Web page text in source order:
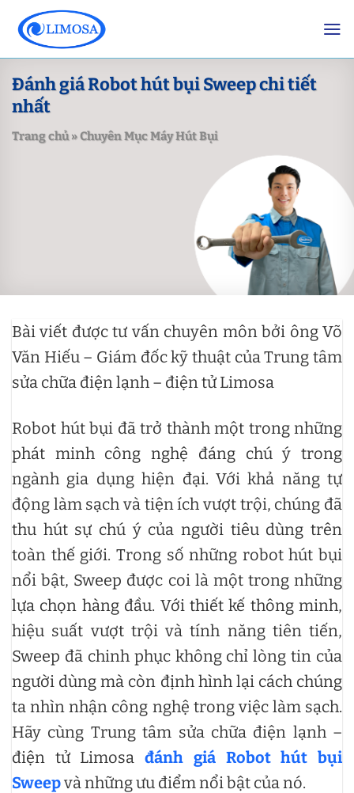
content
Đánh giá Robot hút bụi Sweep chi tiết
nhất
Trang chủ»Chuyên Mục Máy Hút Bụi
Bài viết được tư vấn chuyên môn bởi ông Võ
Văn Hiếu – Giám đốc kỹ thuật của Trung tâm
sửa chữa điện lạnh – điện tử Limosa
Robot hút bụi đã trở thành một trong những
phát minh công nghệ đáng chú ý trong
ngành gia dụng hiện đại. Với khả năng tự
động làm sạch và tiện ích vượt trội, chúng đã
thu hút sự chú ý của người tiêu dùng trên
toàn thế giới. Trong số những robot hút bụi
nổi bật, Sweep được coi là một trong những
lựa chọn hàng đầu. Với thiết kế thông minh,
hiệu suất vượt trội và tính năng tiên tiến,
Sweep đã chinh phục không chỉ lòng tin của
người dùng mà còn định hình lại cách chúng
ta nhìn nhận công nghệ trong việc làm sạch.
Hãy cùng Trung tâm sửa chữa điện lạnh –
điện tử Limosađánh giá Robot hút bụi
Sweepvà những ưu điểm nổi bật của nó.